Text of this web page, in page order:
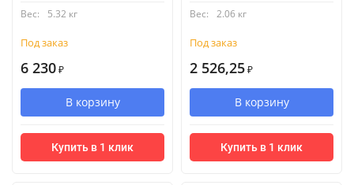
Вес:
5.32 кг
Под заказ
6 230 ₽
В корзину
Купить в 1 клик
Вес:
2.06 кг
Под заказ
2 526,25 ₽
В корзину
Купить в 1 клик